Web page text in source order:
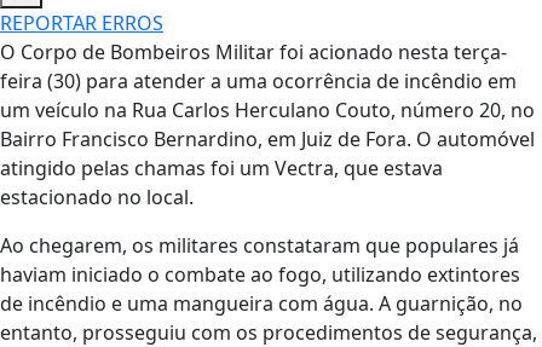
REPORTAR ERROS
O Corpo de Bombeiros Militar foi acionado nesta terça-
feira (30) para atender a uma ocorrência de incêndio em
um veículo na Rua Carlos Herculano Couto, número 20, no
Bairro Francisco Bernardino, em Juiz de Fora. O automóvel
atingido pelas chamas foi um Vectra, que estava
estacionado no local.
Ao chegarem, os militares constataram que populares já
haviam iniciado o combate ao fogo, utilizando extintores
de incêndio e uma mangueira com água. A guarnição, no
entanto, prosseguiu com os procedimentos de segurança,